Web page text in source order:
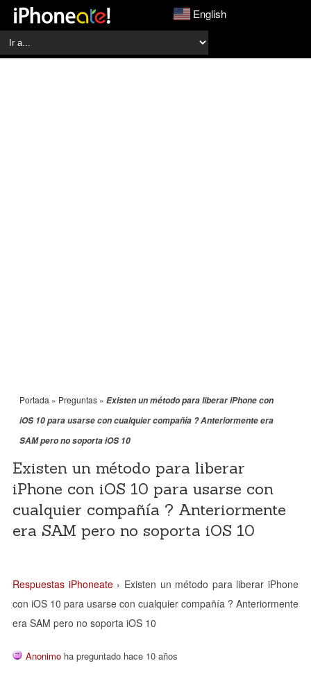
English
Portada » Preguntas » Existen un método para liberar iPhone con
iOS 10 para usarse con cualquier compañía ? Anteriormente era
SAM pero no soporta iOS 10
Existen un método para liberar
iPhone con iOS 10 para usarse con
cualquier compañía ? Anteriormente
era SAM pero no soporta iOS 10
Respuestas iPhoneate› Existen un método para liberar iPhone
con iOS 10 para usarse con cualquier compañía ? Anteriormente
era SAM pero no soporta iOS 10
Anonimo ha preguntado hace 10 años